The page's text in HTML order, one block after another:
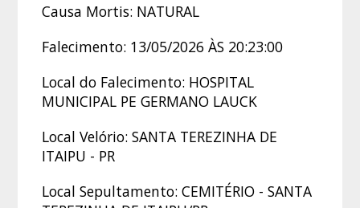
Causa Mortis: NATURAL
Falecimento: 13/05/2026 ÀS 20:23:00
Local do Falecimento: HOSPITAL
MUNICIPAL PE GERMANO LAUCK
Local Velório: SANTA TEREZINHA DE
ITAIPU - PR
Local Sepultamento: CEMITÉRIO - SANTA